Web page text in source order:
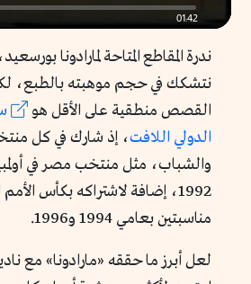
01:42
ندرة المقاطع المتاحة لمارادونا
نتشكك في حجم موهبته بالطبع،
القصص منطقية على الأقل هو
الدولي اللافت، إذ شارك في كل
والشباب، مثل منتخب مصر في
1992، إضافة لاشتراكه بكأس
مناسبتين بعامي 1994 و1996.
لعل أبرز ما حققه «مارادونا» مع